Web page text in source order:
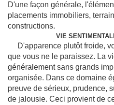
D'une façon générale,
placements immobiliers,
constructions.
VIE
D'apparence plutôt froide,
que vous ne le paraissez. La
généralement sans grands
organisée. Dans ce domaine
preuve de sérieux, prudence,
de jalousie. Ceci provient de